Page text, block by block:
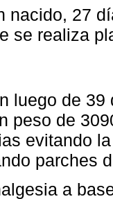
nacido, 27
se realiza
luego de
peso de
evitando
parches
a